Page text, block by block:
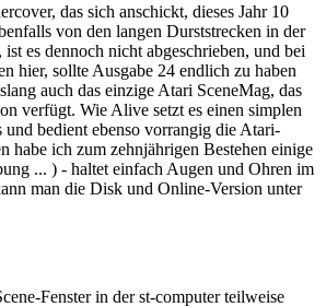
das sich anschickt, dieses Jahr 10
von den langen Durststrecken in der
ist es dennoch nicht abgeschrieben, und bei
hier, sollte Ausgabe 24 endlich zu haben
auch das einzige Atari SceneMag, das
verfügt. Wie Alive setzt es einen simplen
und bedient ebenso vorrangig die Atari-
habe ich zum zehnjährigen Bestehen einige
... ) - haltet einfach Augen und Ohren im
man die Disk und Online-Version unter
Fenster in der st-computer teilweise